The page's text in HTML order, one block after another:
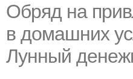
Обряд на
в домашних
Лунный